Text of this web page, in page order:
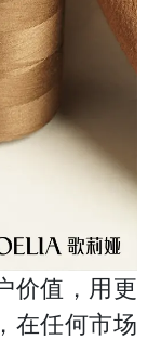
价值，用更
在任何市场